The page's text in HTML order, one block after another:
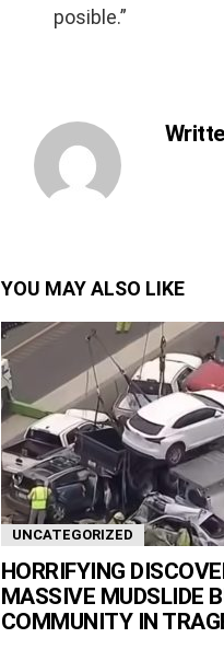
posible.”
YOU MAY ALSO LIKE
UNCATEGORIZED
HORRIFYING
MASSIVE MUDSLIDE
COMMUNITY IN